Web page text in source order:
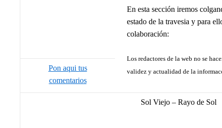
En esta sección iremos
estado de la travesia y para
colaboración:
Los redactores de la web no se
validez y actualidad de la
Pon aqui tus
comentarios
Sol Viejo – Rayo de Sol